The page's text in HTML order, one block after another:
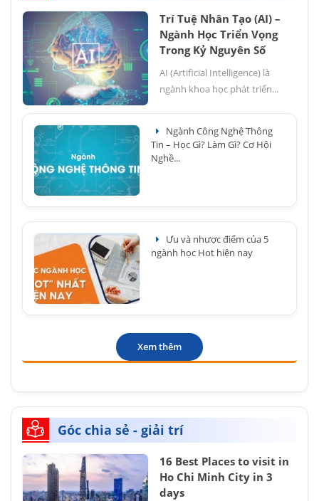
Trí Tuệ Nhân Tạo (AI) –
Ngành Học Triển Vọng
Trong Kỷ Nguyên Số
AI (Artificial Intelligence) là
ngành khoa học phát triển...
Ngành Công Nghệ Thông
Tin – Học Gì? Làm Gì? Cơ Hội
Nghề...
Ưu và nhược điểm của 5
ngành học Hot hiện nay
Xem thêm
Góc chia sẻ - giải trí
16 Best Places to visit in
Ho Chi Minh City in 3
days